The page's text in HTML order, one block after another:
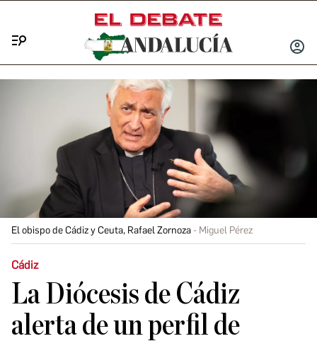
INICIAR
El obispo de Cádiz y Ceuta, Rafael Zornoza Miguel Pérez
Cádiz
La Diócesis de Cádiz
alerta de un perfil de